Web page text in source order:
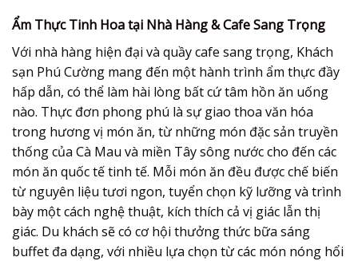
Ẩm Thực Tinh Hoa tại Nhà Hàng & Cafe Sang Trọng
Với nhà hàng hiện đại và quầy cafe sang trọng, Khách
sạn Phú Cường mang đến một hành trình ẩm thực đầy
hấp dẫn, có thể làm hài lòng bất cứ tâm hồn ăn uống
nào. Thực đơn phong phú là sự giao thoa văn hóa
trong hương vị món ăn, từ những món đặc sản truyền
thống của Cà Mau và miền Tây sông nước cho đến các
món ăn quốc tế tinh tế. Mỗi món ăn đều được chế biến
từ nguyên liệu tươi ngon, tuyển chọn kỹ lưỡng và trình
bày một cách nghệ thuật, kích thích cả vị giác lẫn thị
giác. Du khách sẽ có cơ hội thưởng thức bữa sáng
buffet đa dạng, với nhiều lựa chọn từ các món nóng hổi